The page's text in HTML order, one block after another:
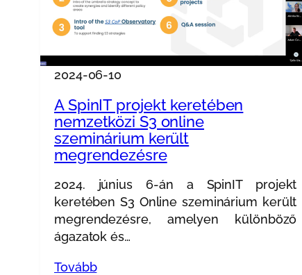
2024-06-10
A SpinIT projekt keretében
nemzetközi S3 online
szeminárium került
megrendezésre
2024. június 6-án a SpinIT projekt
keretében S3 Online szeminárium került
megrendezésre, amelyen különböző
ágazatok és…
Tovább